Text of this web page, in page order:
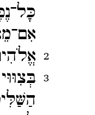
2
3